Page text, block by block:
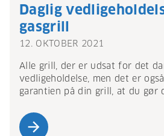
Daglig
gasgrill
12. OKTOBER 2021
Alle grill, der er udsat for det
vedligeholdelse, men det er
garantien på din grill, at du gør
arrow_forward